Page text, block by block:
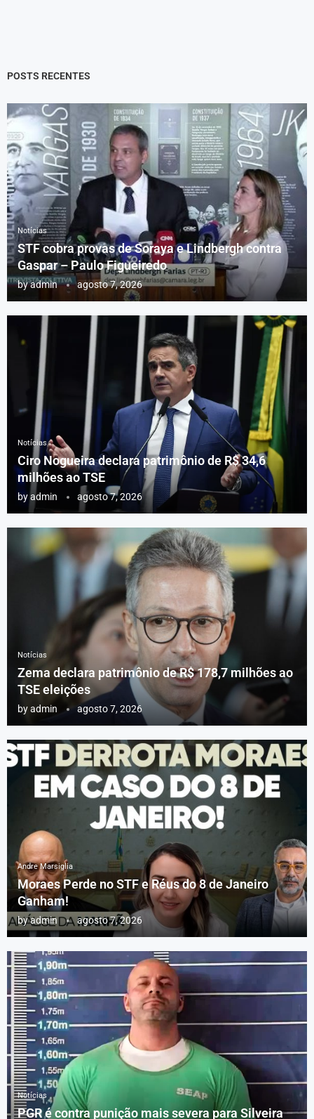
POSTS RECENTES
Notícias
STF cobra provas de Soraya e Lindbergh contra
Gaspar – Paulo Figueiredo
byadmin agosto 7, 2026
Notícias
Ciro Nogueira declara patrimônio de R$ 34,6
milhões ao TSE
byadmin agosto 7, 2026
Notícias
Zema declara patrimônio de R$ 178,7 milhões ao
TSE eleições
byadmin agosto 7, 2026
Andre Marsiglia
Moraes Perde no STF e Réus do 8 de Janeiro
Ganham!
byadmin agosto 7, 2026
Notícias
PGR é contra punição mais severa para Silveira